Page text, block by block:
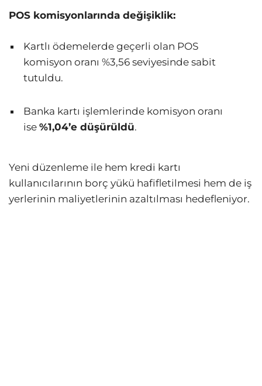
POS komisyonlarında değişiklik:
Kartlı ödemelerde geçerli olan POS
komisyon oranı %3,56 seviyesinde sabit
tutuldu.
Banka kartı işlemlerinde komisyon oranı
ise %1,04’e düşürüldü.
Yeni düzenleme ile hem kredi kartı
kullanıcılarının borç yükü hafifletilmesi hem de iş
yerlerinin maliyetlerinin azaltılması hedefleniyor.